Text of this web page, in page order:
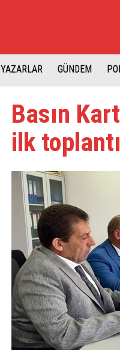
YAZARLAR GÜNDEM
Basın
ilk